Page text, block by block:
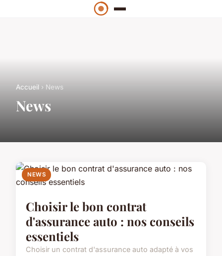
Accueil › News
News
NEWS
Choisir le bon contrat
d'assurance auto : nos conseils
essentiels
Choisir un contrat d'assurance auto adapté à vos